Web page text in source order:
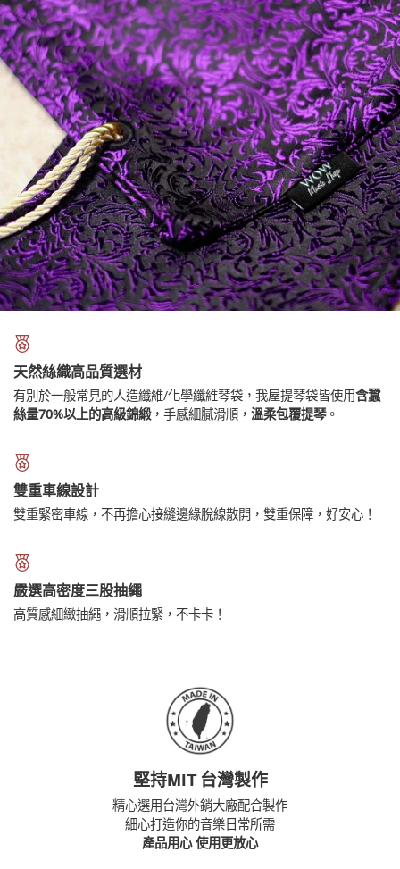
天然絲織高品質選材
有別於一般常見的人造纖維/化學纖維琴袋，我屋提琴袋皆使用含蠶
絲量70%以上的高級錦緞，手感細膩滑順， 溫柔包覆提琴。
雙重車線設計
雙重緊密車線，不再擔心接縫邊緣脫線散開，雙重保障，好安心！
嚴選高密度三股抽繩
高質感細緻抽繩，滑順拉緊，不卡卡！
堅持MIT 台灣製作
精心選用台灣外銷大廠配合製作
細心打造你的音樂日常所需
產品用心 使用更放心